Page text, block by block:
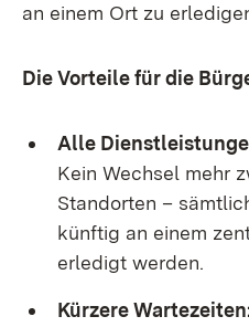
an einem Ort zu
Die Vorteile für die
Alle
Kein Wechsel mehr
Standorten –
künftig an einem
erledigt werden.
Kürzere